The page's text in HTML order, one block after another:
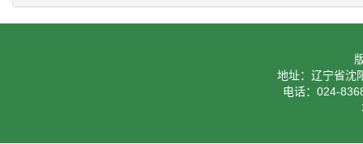
地址：辽宁省沈
电话：024-